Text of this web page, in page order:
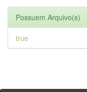
Possuem Arquivo(s)
true